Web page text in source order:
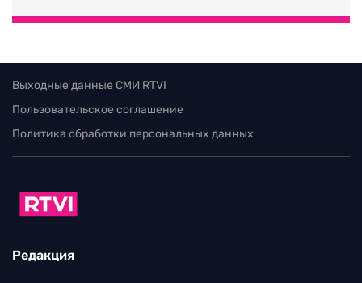
Выходные данные СМИ RTVI
Пользовательское соглашение
Политика обработки персональных данных
Редакция